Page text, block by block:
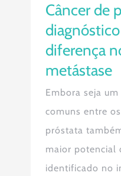
Câncer de
diferença
metástase
Embora seja
comuns entre
próstata
maior potencial
identificado no